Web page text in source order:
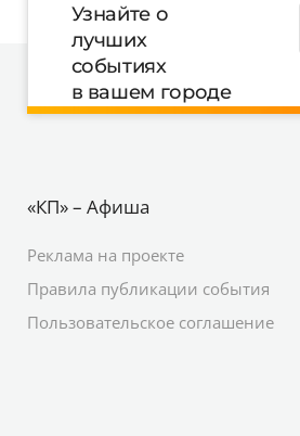
Узнайте о
лучших
событиях
в вашем городе
«КП» – Афиша
Реклама на проекте
Правила публикации события
Пользовательское соглашение